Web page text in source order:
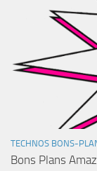
TECHNOS BONS-
Bons Plans